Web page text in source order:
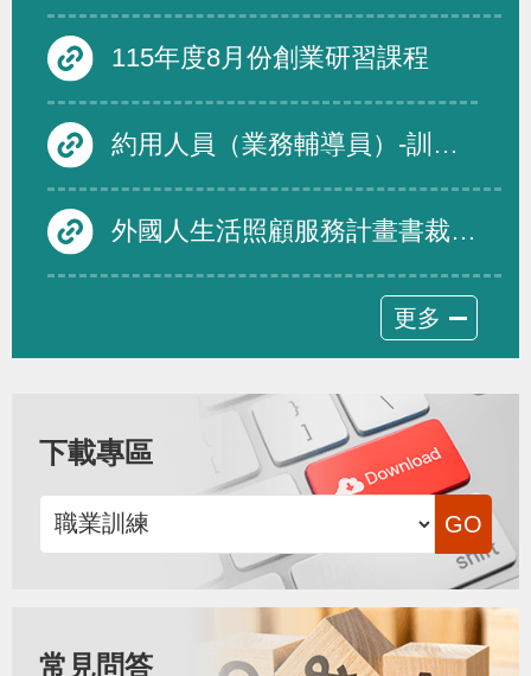
115年度8月份創業研習課程
約用人員（業務輔導員）-訓練發展組
外國人生活照顧服務計畫書裁量基準修正規定，並自即日生效
更多
下載專區
常見問答